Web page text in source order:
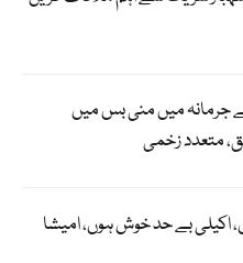
جرمانہ میں منی بس میں
اکیلی بے حد خوش ہوں، امیشا